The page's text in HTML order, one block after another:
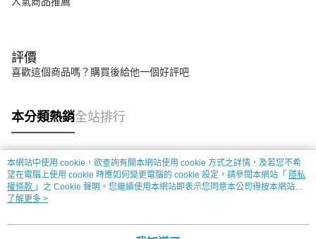
評價
喜歡這個商品嗎？購買後給他一個好評吧
本分類熱銷全站排行
熱門標籤
本網站中使用 cookie，欲查詢有關本網站使用 cookie 方式之詳情，及若您不希
望在電腦上使用 cookie 時應如何變更電腦的 cookie 設定，請參閱本網站「 隱私
權條款 」之 Cookie 聲明。您繼續使用本網站即表示您同意本公司得按本網站使
用條款之 Cookie 聲明使用 cookie。
了解更多 >